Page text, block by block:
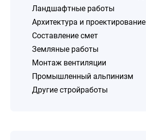
Ландшафтные работы
Архитектура и проектирование
Составление смет
Земляные работы
Монтаж вентиляции
Промышленный альпинизм
Другие стройработы